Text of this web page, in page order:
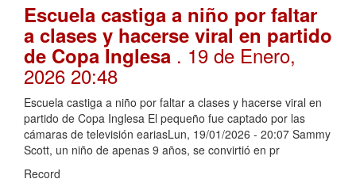
Escuela castiga a niño por faltar
a clases y hacerse viral en partido
de Copa Inglesa . 19 de Enero,
2026 20:48
Escuela castiga a niño por faltar a clases y hacerse viral en
partido de Copa Inglesa El pequeño fue captado por las
cámaras de televisión eariasLun, 19/01/2026 - 20:07 Sammy
Scott, un niño de apenas 9 años, se convirtió en pr
Record